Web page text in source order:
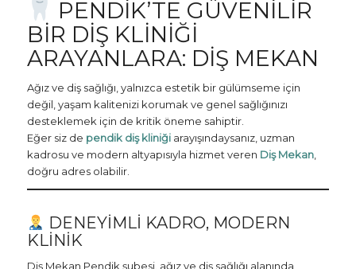
PENDIK’TE GÜVENILIR
BIR DIŞ KLINIĞI
ARAYANLARA: DIŞ MEKAN
Ağız ve diş sağlığı, yalnızca estetik bir gülümseme için
değil, yaşam kalitenizi korumak ve genel sağlığınızı
desteklemek için de kritik öneme sahiptir.
Eğer siz de pendik diş kliniğiarayışındaysanız, uzman
kadrosu ve modern altyapısıyla hizmet veren Diş Mekan,
doğru adres olabilir.
DENEYIMLI KADRO, MODERN
KLINIK
Diş Mekan Pendik şubesi, ağız ve diş sağlığı alanında